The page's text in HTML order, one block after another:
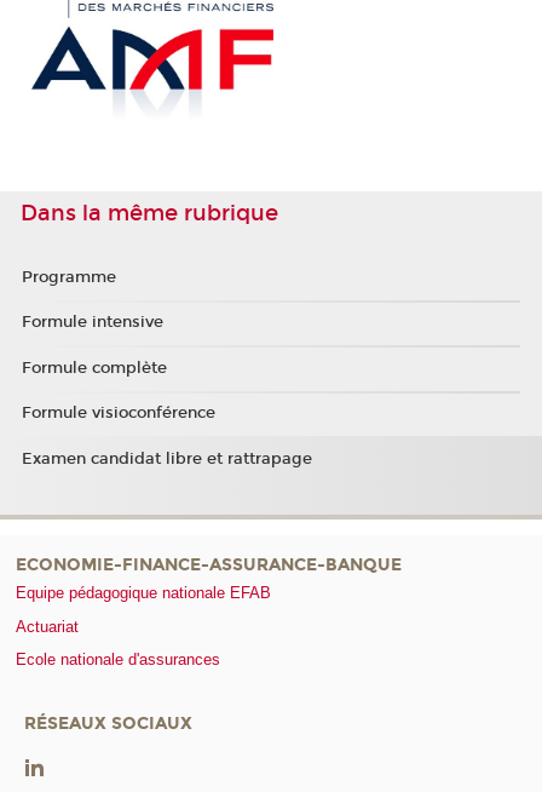
Dans la même rubrique
Programme
Formule intensive
Formule complète
Formule visioconférence
Examen candidat libre et rattrapage
ECONOMIE-FINANCE-ASSURANCE-BANQUE
Equipe pédagogique nationale EFAB
Actuariat
Ecole nationale d'assurances
RÉSEAUX SOCIAUX